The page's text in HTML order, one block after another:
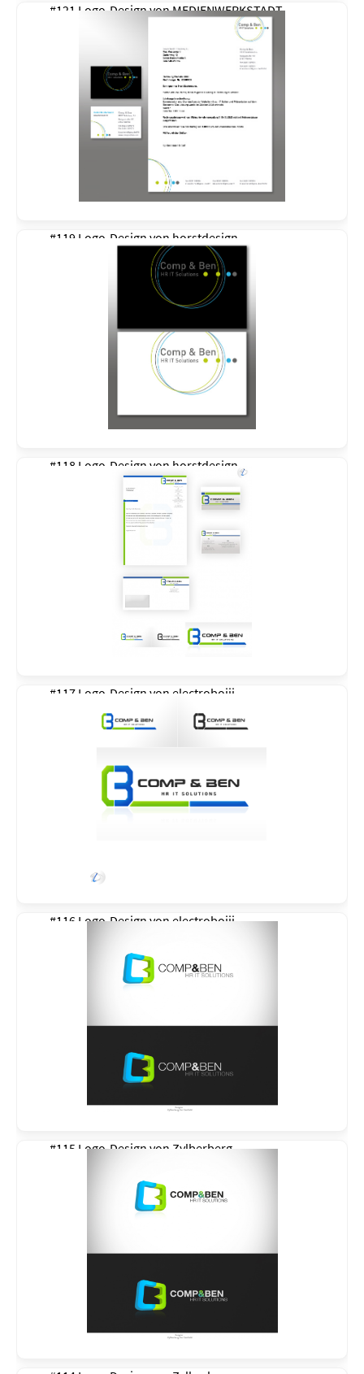
#121 Logo-Design vonMEDIENWERKSTADT
#119 Logo-Design von horstdesign
#118 Logo-Design von horstdesign
#117 Logo-Design von electroboiii
#116 Logo-Design von electroboiii
#115 Logo-Design von Zylberberg